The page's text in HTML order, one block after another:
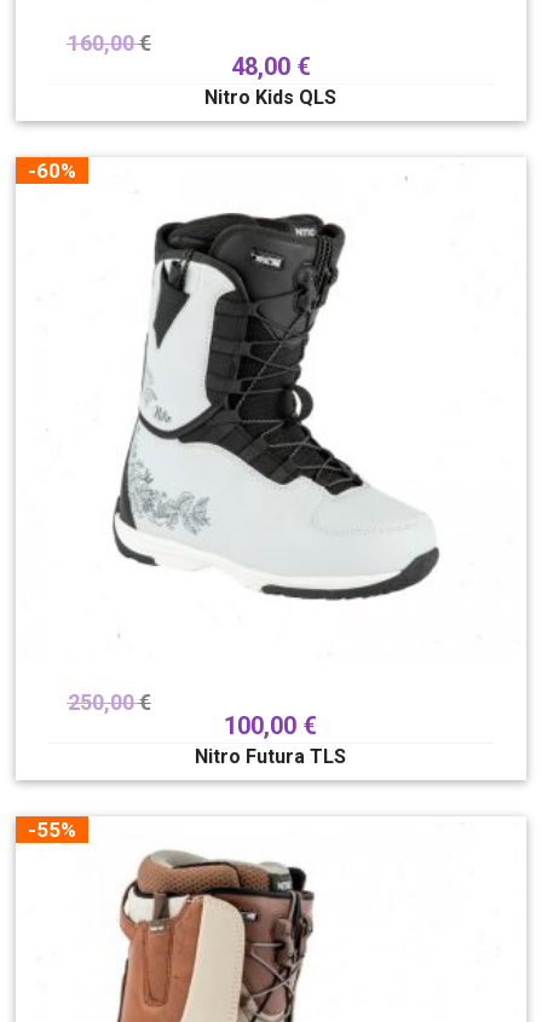
160,00€
48,00 €
Nitro Kids QLS
-60%
250,00€
100,00 €
Nitro Futura TLS
-55%